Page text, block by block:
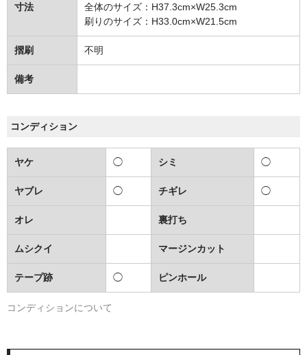
寸法
全体のサイズ：H37.3cm×W25.3cm
刷りのサイズ：H33.0cm×W21.5cm
摺刷 不明
備考
コンディション
ヤケ ◯ シミ ◯
ヤブレ ◯ チギレ ◯
オレ 裏打ち
ムシクイ マージンカット
テープ跡 ◯ ピンホール
コンディションについて